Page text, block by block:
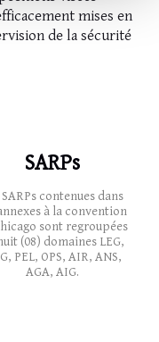
mises en
de la sécurité
SARPs
SARPs contenues dans
à la convention
sont regroupées
(08) domaines LEG,
PEL, OPS, AIR, ANS,
AGA, AIG.